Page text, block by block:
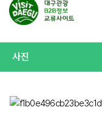
사진